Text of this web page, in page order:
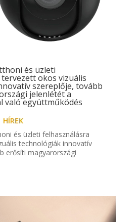
és üzleti
okos vizuális
szereplője, tovább
jelenlétét a
való együttműködés
HÍREK
és üzleti felhasználásra
technológiák innovatív
erősíti magyarországi